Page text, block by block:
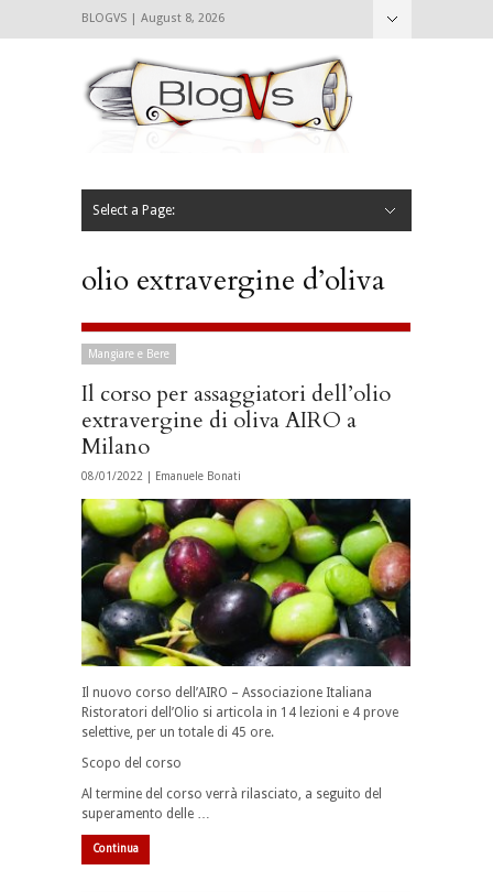
BLOGVS | August 8, 2026
Select a Page:
olio extravergine d’oliva
Mangiare e Bere
Il corso per assaggiatori dell’olio
extravergine di oliva AIRO a
Milano
08/01/2022 | Emanuele Bonati
Il nuovo corso dell’AIRO – Associazione Italiana
Ristoratori dell’Olio si articola in 14 lezioni e 4 prove
selettive, per un totale di 45 ore.
Scopo del corso
Al termine del corso verrà rilasciato, a seguito del
superamento delle …
Continua